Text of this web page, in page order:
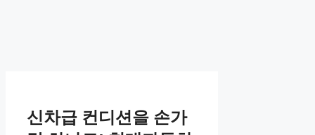
신차급 컨디션을 손가